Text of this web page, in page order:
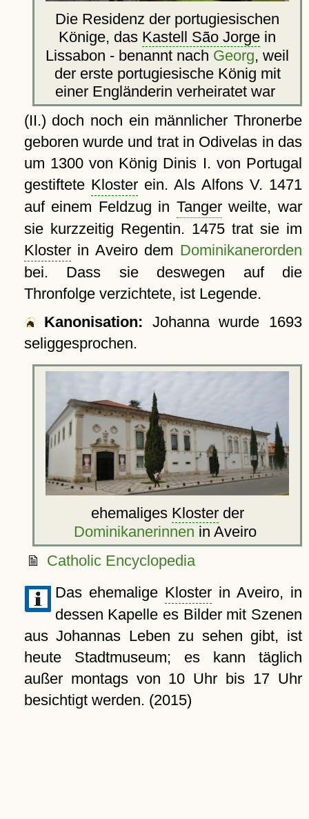
Die Residenz der portugiesischen
Könige, das Kastell São Jorge in
Lissabon - benannt nach Georg, weil
der erste portugiesische König mit
einer Engländerin verheiratet war
(II.) doch noch ein männlicher Thronerbe
geboren wurde und trat in Odivelas in das
um 1300 von König Dinis I. von Portugal
gestiftete Kloster ein. Als Alfons V. 1471
auf einem Feldzug in Tangerweilte, war
sie kurzzeitig Regentin. 1475 trat sie im
Klosterin Aveiro dem Dominikanerorden
bei. Dass sie deswegen auf die
Thronfolge verzichtete, ist Legende.
Kanonisation: Johanna wurde 1693
seliggesprochen.
ehemaliges Klosterder
Dominikanerinnen in Aveiro
Catholic Encyclopedia
Das ehemalige Klosterin Aveiro, in
dessen Kapelle es Bilder mit Szenen
aus Johannas Leben zu sehen gibt, ist
heute Stadtmuseum; es kann täglich
außer montags von 10 Uhr bis 17 Uhr
besichtigt werden. (2015)